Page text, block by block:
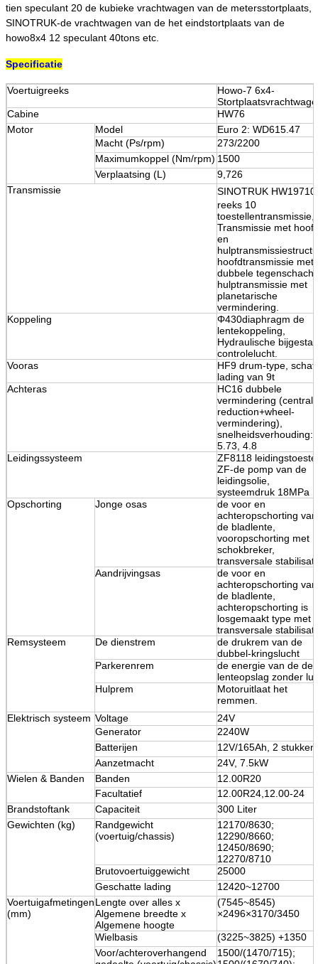
tien speculant 20 de kubieke vrachtwagen van de metersstortplaats,
SINOTRUK-de vrachtwagen van de het eindstortplaats van de
howo8x4 12 speculant 40tons etc.
Specificatie
Voertuigreeks
Howo-7 6x4-
Cabine
HW76
Motor
Model
Euro 2: WD615.47
Macht (Ps/rpm)
273/2200
Maximumkoppel (Nm/rpm) 1500
Verplaatsing (L)
9,726
Transmissie
SINOTRUK HW19710
reeks 10
toestellentransmissie,
Transmissie met
en
hoofdtransmissie met
dubbele
hulptransmissie met
planetarische
vermindering.
Koppeling
Φ430diaphragm de
lentekoppeling,
Hydraulische
controlelucht.
Vooras
HF9 drum-type,
lading van 9t
Achteras
HC16 dubbele
vermindering (centrale
reduction+wheel-
vermindering),
snelheidsverhouding:
5.73, 4.8
Leidingssysteem
ZF8118
ZF-de pomp van de
leidingsolie,
systeemdruk 18MPa
Opschorting
Jonge osas
de voor en
achteropschorting van
de bladlente,
vooropschorting met
schokbreker,
transversale
Aandrijvingsas
de voor en
achteropschorting van
de bladlente,
achteropschorting is
losgemaakt type met
transversale
Remsysteem
De dienstrem
de drukrem van de
dubbel-kringslucht
Parkerenrem
de energie van de de
lenteopslag zonder
Hulprem
Motoruitlaat het
remmen.
Elektrisch systeem Voltage
24V
Generator
2240W
Batterijen
12V/165Ah, 2 stukken
Aanzetmacht
24V, 7.5kW
Wielen & Banden
Banden
12.00R20
Facultatief
12.00R24,12.00-24
Brandstoftank
Capaciteit
300 Liter
Gewichten (kg)
Randgewicht
(voertuig/chassis)
12170/8630;
12290/8660;
12450/8690;
12270/8710
Brutovoertuiggewicht
25000
Geschatte lading
12420~12700
Voertuigafmetingen
(mm)
Lengte over alles x
Algemene breedte x
Algemene hoogte
(7545~8545)
×2496×3170/3450
Wielbasis
(3225~3825) +1350
Voor/achteroverhangend
1500/(1470/715);